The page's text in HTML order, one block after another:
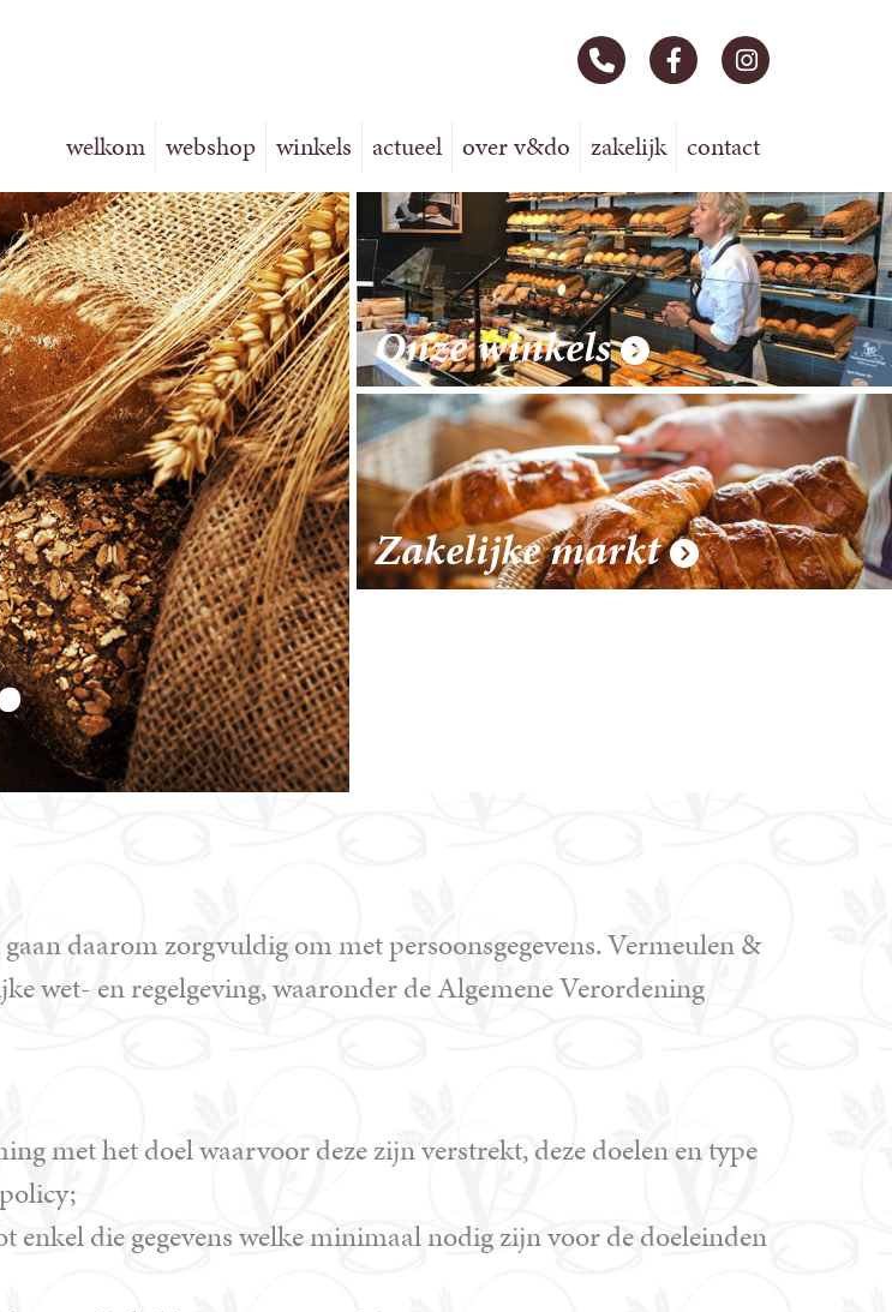
welkom webshop winkels actueel over v&do zakelijk contact
Onze winkels
Zakelijke markt
daarom zorgvuldig om met persoonsgegevens. Vermeulen &
wet- en regelgeving, waaronder de Algemene Verordening
met het doel waarvoor deze zijn verstrekt, deze doelen en type
enkel die gegevens welke minimaal nodig zijn voor de doeleinden